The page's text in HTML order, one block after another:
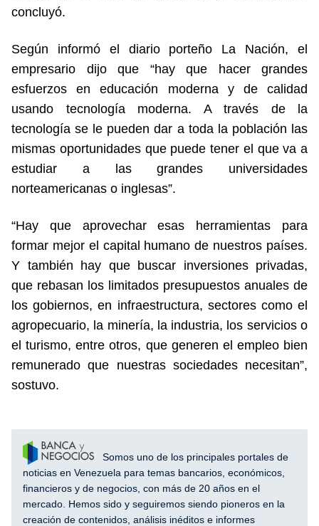
concluyó.
Según informó el diario porteño La Nación, el
empresario dijo que “hay que hacer grandes
esfuerzos en educación moderna y de calidad
usando tecnología moderna. A través de la
tecnología se le pueden dar a toda la población las
mismas oportunidades que puede tener el que va a
estudiar a las grandes universidades
norteamericanas o inglesas”.
“Hay que aprovechar esas herramientas para
formar mejor el capital humano de nuestros países.
Y también hay que buscar inversiones privadas,
que rebasan los limitados presupuestos anuales de
los gobiernos, en infraestructura, sectores como el
agropecuario, la minería, la industria, los servicios o
el turismo, entre otros, que generen el empleo bien
remunerado que nuestras sociedades necesitan”,
sostuvo.
Somos uno de los principales portales de
noticias en Venezuela para temas bancarios, económicos,
financieros y de negocios, con más de 20 años en el
mercado. Hemos sido y seguiremos siendo pioneros en la
creación de contenidos, análisis inéditos e informes